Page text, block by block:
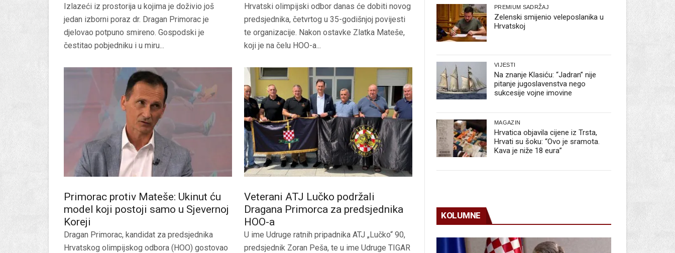
Izlazeći iz prostorija u kojima je doživio još
jedan izborni poraz dr. Dragan Primorac je
djelovao potpuno smireno. Gospodski je
čestitao pobjedniku i u miru...
Hrvatski olimpijski odbor danas će dobiti novog
predsjednika, četvrtog u 35-godišnjoj povijesti
te organizacije. Nakon ostavke Zlatka Mateše,
koji je na čelu HOO-a...
Primorac protiv Mateše: Ukinut ću
model koji postoji samo u Sjevernoj
Koreji
Dragan Primorac, kandidat za predsjednika
Hrvatskog olimpijskog odbora (HOO) gostovao
Veterani ATJ Lučko podržali
Dragana Primorca za predsjednika
HOO-a
U ime Udruge ratnih pripadnika ATJ „Lučko“ 90,
predsjednik Zoran Peša, te u ime Udruge TIGAR
PREMIUM SADRŽAJ
Zelenski smijenio veleposlanika u
Hrvatskoj
VIJESTI
Na znanje Klasiću: “Jadran” nije
pitanje jugoslavenstva nego
sukcesije vojne imovine
MAGAZIN
Hrvatica objavila cijene iz Trsta,
Hrvati su šoku: “Ovo je sramota.
Kava je niže 18 eura”
KOLUMNE